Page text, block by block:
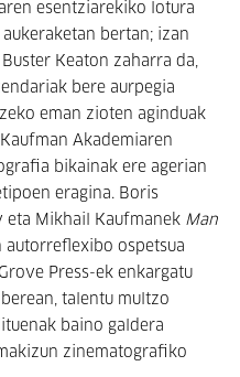
esentziarekiko lotura
bertan; izan
Keaton zaharra da,
bere aurpegia
eman zioten aginduak
Akademiaren
bikainak ere agerian
eragina. Boris
eta Mikhail Kaufmanek Man
autorreflexibo ospetsua
Press-ek enkargatu
talentu multzo
baino galdera
zinematografiko